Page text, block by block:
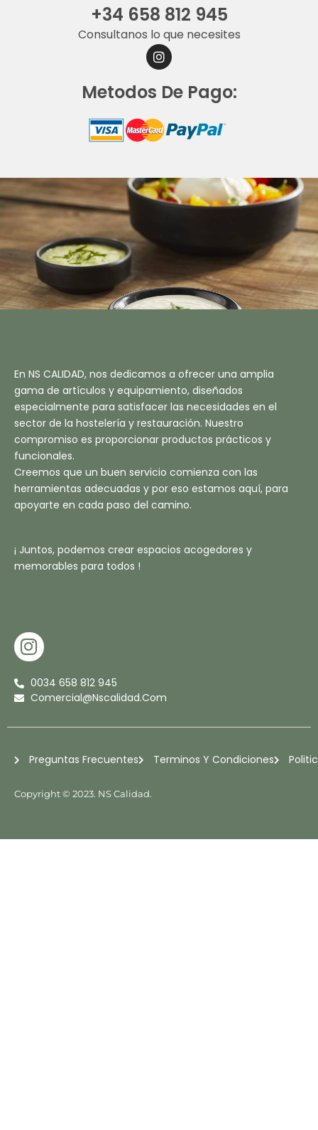
+34 658 812 945
Consultanos lo que necesites
I
N
S
G
R
Metodos De Pago:
En NS CALIDAD, nos dedicamos a ofrecer una amplia
gama de artículos y equipamiento, diseñados
especialmente para satisfacer las necesidades en el
sector de la hostelería y restauración. Nuestro
compromiso es proporcionar productos prácticos y
funcionales.
Creemos que un buen servicio comienza con las
herramientas adecuadas y por eso estamos aquí, para
apoyarte en cada paso del camino.
¡ Juntos, podemos crear espacios acogedores y
memorables para todos !
I
N
S
T
G
R
A
M
0034 658 812 945
Comercial@nscalidad.com
Copyright © 2023. NS Calidad.
Preguntas Frecuentes Terminos Y Condiciones